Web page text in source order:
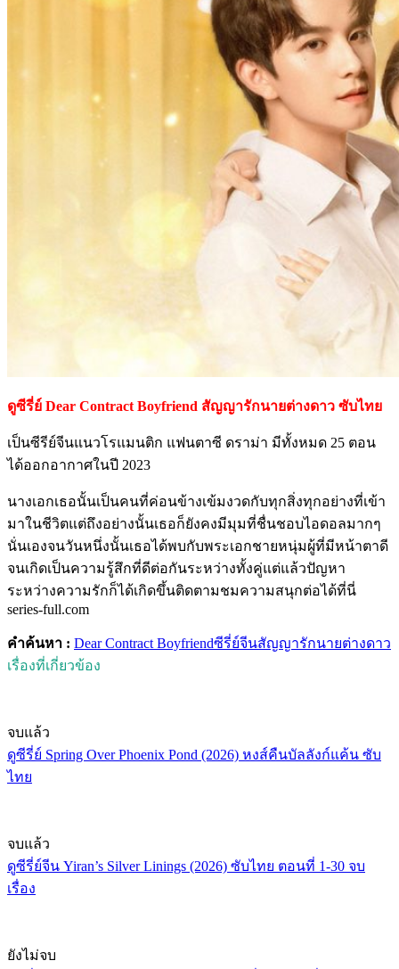
ดูซีรี่ย์ Dear Contract Boyfriend สัญญารักนายต่างดาว ซับไทย
เป็นซีรีย์จีนแนวโรแมนติก แฟนตาซี ดราม่า มีทั้งหมด 25 ตอน
ได้ออกอากาศในปี 2023
นางเอกเธอนั้นเป็นคนที่ค่อนข้างเข้มงวดกับทุกสิ่งทุกอย่างที่เข้า
มาในชีวิตแต่ถึงอย่างนั้นเธอก็ยังคงมีมุมที่ชื่นชอบไอดอลมากๆ
นั่นเองจนวันหนึ่งนั้นเธอได้พบกับพระเอกชายหนุ่มผู้ที่มีหน้าตาดี
จนเกิดเป็นความรู้สึกที่ดีต่อกันระหว่างทั้งคู่แต่แล้วปัญหา
ระหว่างความรักก็ได้เกิดขึ้นติดตามชมความสนุกต่อได้ที่นี่
series-full.com
คำค้นหา : Dear Contract Boyfriendซีรี่ย์จีนสัญญารักนายต่างดาว
เรื่องที่เกี่ยวข้อง
จบแล้ว
ดูซีรี่ย์ Spring Over Phoenix Pond (2026) หงส์คืนบัลลังก์แค้น ซับ
ไทย
จบแล้ว
ดูซีรี่ย์จีน Yiran’s Silver Linings (2026) ซับไทย ตอนที่ 1-30 จบ
เรื่อง
ยังไม่จบ